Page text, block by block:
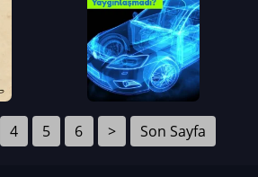
4 5 6 > Son Sayfa